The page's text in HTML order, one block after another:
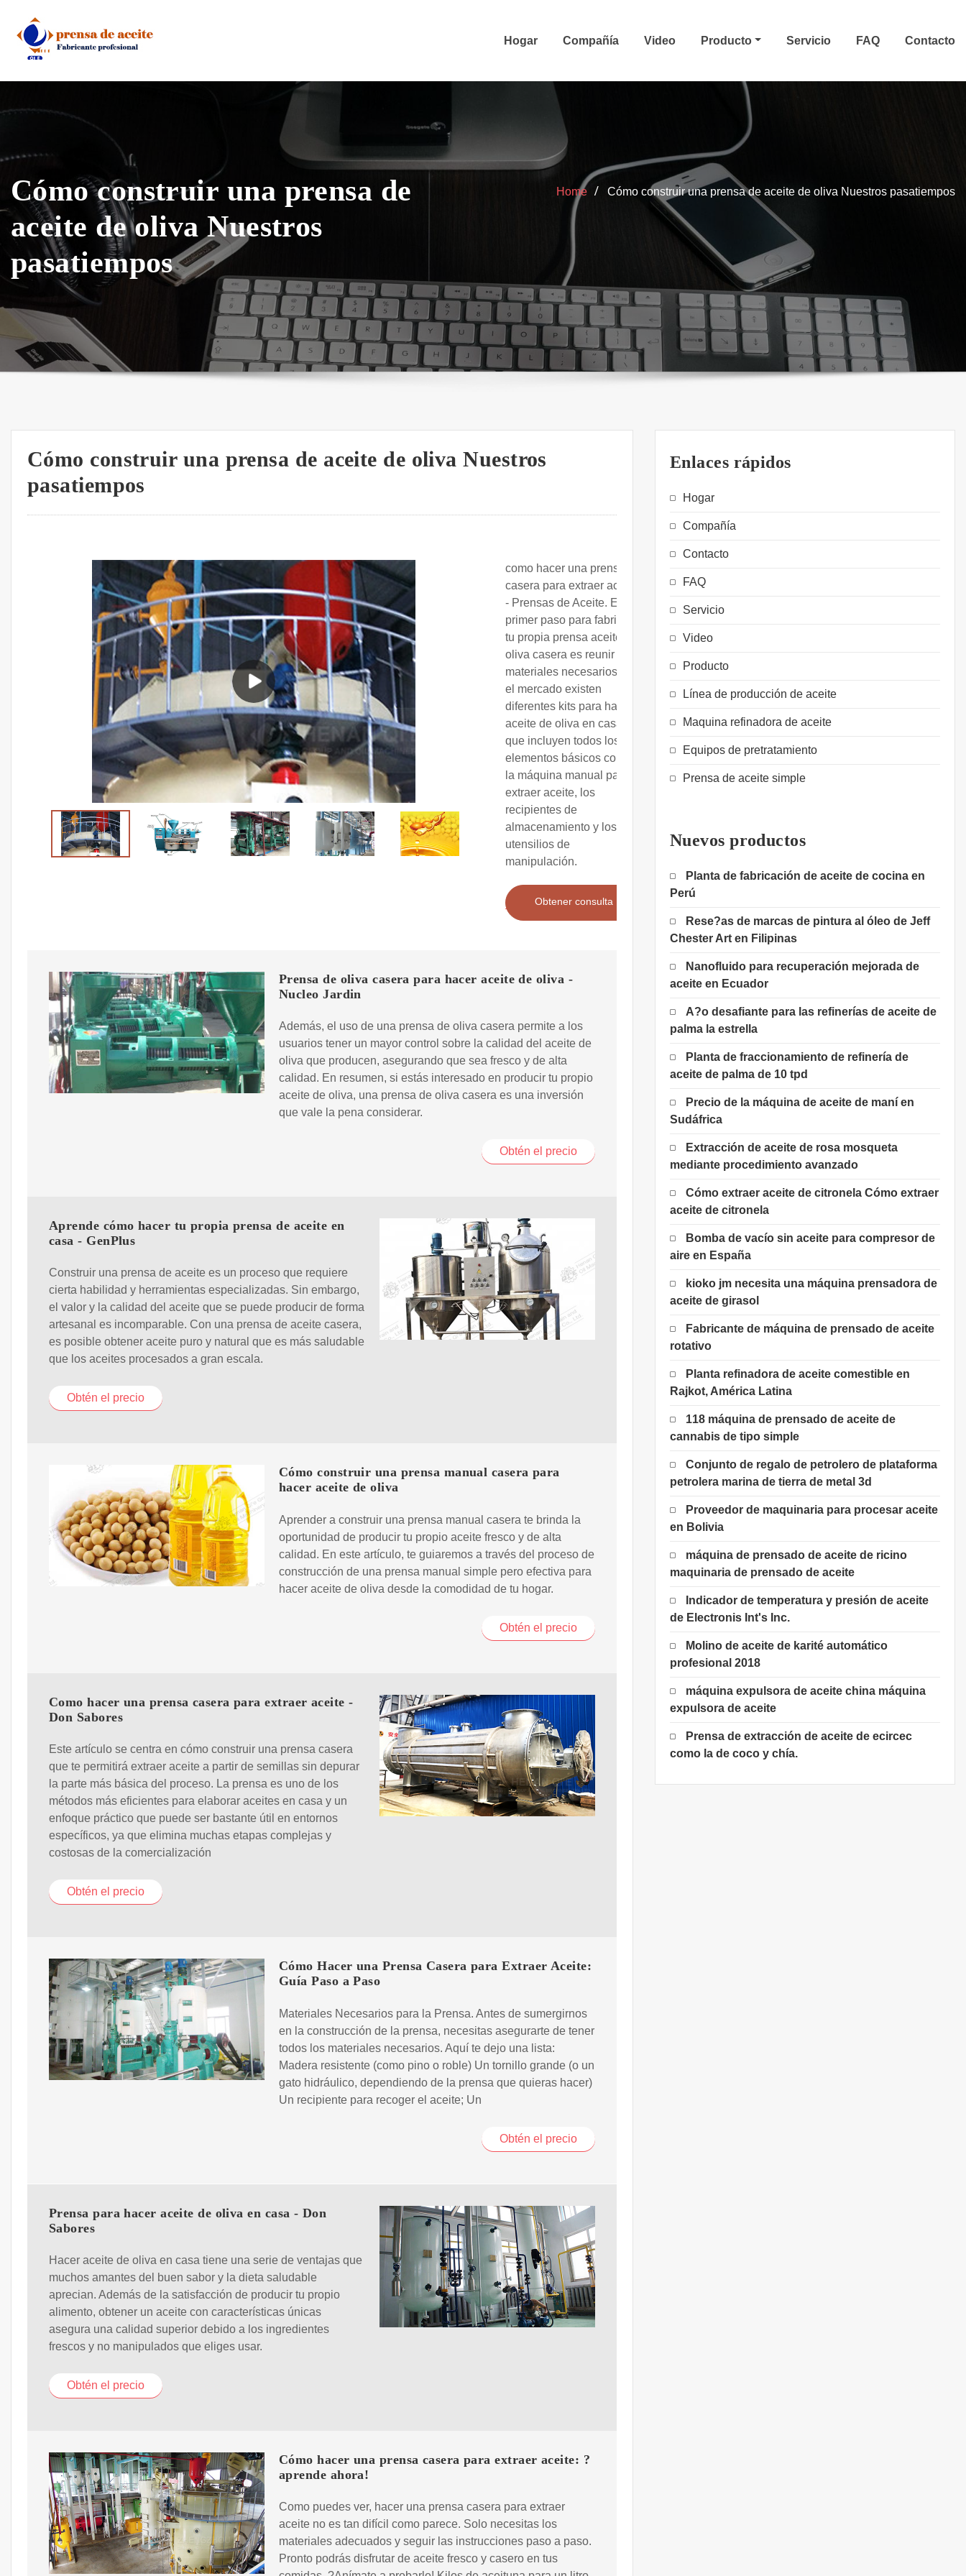
content
Hogar Compañía Video Producto Servicio FAQ Contacto
Cómo construir una prensa de
aceite de oliva Nuestros
pasatiempos
Home Cómo construir una prensa de aceite de oliva Nuestros pasatiempos
Cómo construir una prensa de aceite de oliva Nuestros
pasatiempos
como hacer una prensa
casera para extraer aceite
- Prensas de Aceite. El
primer paso para fabricar
tu propia prensa aceite
oliva casera es reunir los
materiales necesarios. En
el mercado existen
diferentes kits para hacer
aceite de oliva en casa,
que incluyen todos los
elementos básicos como
la máquina manual para
extraer aceite, los
recipientes de
almacenamiento y los
utensilios de
manipulación.
Obtener consulta
Prensa de oliva casera para hacer aceite de oliva -
Nucleo Jardin
Además, el uso de una prensa de oliva casera permite a los
usuarios tener un mayor control sobre la calidad del aceite de
oliva que producen, asegurando que sea fresco y de alta
calidad. En resumen, si estás interesado en producir tu propio
aceite de oliva, una prensa de oliva casera es una inversión
que vale la pena considerar.
Obtén el precio
Aprende cómo hacer tu propia prensa de aceite en
casa - GenPlus
Construir una prensa de aceite es un proceso que requiere
cierta habilidad y herramientas especializadas. Sin embargo,
el valor y la calidad del aceite que se puede producir de forma
artesanal es incomparable. Con una prensa de aceite casera,
es posible obtener aceite puro y natural que es más saludable
que los aceites procesados a gran escala.
Obtén el precio
Cómo construir una prensa manual casera para
hacer aceite de oliva
Aprender a construir una prensa manual casera te brinda la
oportunidad de producir tu propio aceite fresco y de alta
calidad. En este artículo, te guiaremos a través del proceso de
construcción de una prensa manual simple pero efectiva para
hacer aceite de oliva desde la comodidad de tu hogar.
Obtén el precio
Como hacer una prensa casera para extraer aceite -
Don Sabores
Este artículo se centra en cómo construir una prensa casera
que te permitirá extraer aceite a partir de semillas sin depurar
la parte más básica del proceso. La prensa es uno de los
métodos más eficientes para elaborar aceites en casa y un
enfoque práctico que puede ser bastante útil en entornos
específicos, ya que elimina muchas etapas complejas y
costosas de la comercialización
Obtén el precio
Cómo Hacer una Prensa Casera para Extraer Aceite:
Guía Paso a Paso
Materiales Necesarios para la Prensa. Antes de sumergirnos
en la construcción de la prensa, necesitas asegurarte de tener
todos los materiales necesarios. Aquí te dejo una lista:
Madera resistente (como pino o roble) Un tornillo grande (o un
gato hidráulico, dependiendo de la prensa que quieras hacer)
Un recipiente para recoger el aceite; Un
Obtén el precio
Prensa para hacer aceite de oliva en casa - Don
Sabores
Hacer aceite de oliva en casa tiene una serie de ventajas que
muchos amantes del buen sabor y la dieta saludable
aprecian. Además de la satisfacción de producir tu propio
alimento, obtener un aceite con características únicas
asegura una calidad superior debido a los ingredientes
frescos y no manipulados que eliges usar.
Obtén el precio
Cómo hacer una prensa casera para extraer aceite: ?
aprende ahora!
Como puedes ver, hacer una prensa casera para extraer
aceite no es tan difícil como parece. Solo necesitas los
materiales adecuados y seguir las instrucciones paso a paso.
Pronto podrás disfrutar de aceite fresco y casero en tus
Enlaces rápidos
Hogar
Compañía
Contacto
FAQ
Servicio
Video
Producto
Línea de producción de aceite
Maquina refinadora de aceite
Equipos de pretratamiento
Prensa de aceite simple
Nuevos productos
Planta de fabricación de aceite de cocina en
Perú
Rese?as de marcas de pintura al óleo de Jeff
Chester Art en Filipinas
Nanofluido para recuperación mejorada de
aceite en Ecuador
A?o desafiante para las refinerías de aceite de
palma la estrella
Planta de fraccionamiento de refinería de
aceite de palma de 10 tpd
Precio de la máquina de aceite de maní en
Sudáfrica
Extracción de aceite de rosa mosqueta
mediante procedimiento avanzado
Cómo extraer aceite de citronela Cómo extraer
aceite de citronela
Bomba de vacío sin aceite para compresor de
aire en España
kioko jm necesita una máquina prensadora de
aceite de girasol
Fabricante de máquina de prensado de aceite
rotativo
Planta refinadora de aceite comestible en
Rajkot, América Latina
118 máquina de prensado de aceite de
cannabis de tipo simple
Conjunto de regalo de petrolero de plataforma
petrolera marina de tierra de metal 3d
Proveedor de maquinaria para procesar aceite
en Bolivia
máquina de prensado de aceite de ricino
maquinaria de prensado de aceite
Indicador de temperatura y presión de aceite
de Electronis Int's Inc.
Molino de aceite de karité automático
profesional 2018
máquina expulsora de aceite china máquina
expulsora de aceite
Prensa de extracción de aceite de ecircec
como la de coco y chía.